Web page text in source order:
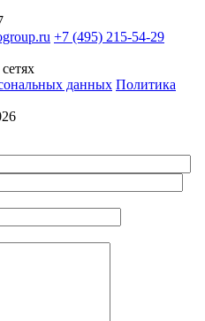
+7 (495) 215-54-29
данных Политика